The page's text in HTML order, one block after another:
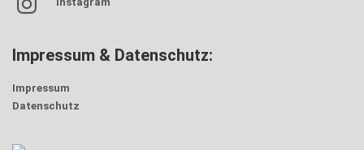
Impressum & Datenschutz:
Impressum
Datenschutz